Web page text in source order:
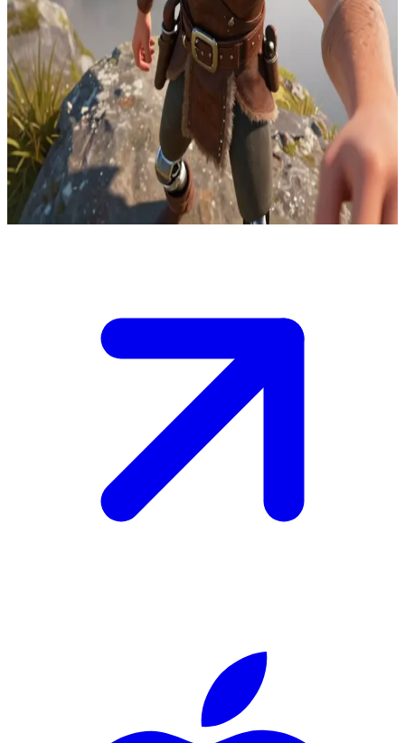
버크 섬 서쪽의 감시 절벽 위, 히컵은 낮은 구름 사이로 다가오
는 정체불명의 드래곤 라이더들을 추적하고 있습니다. 마을의
방어 시설들은 이미 선제 사격 준비를 마친 상태입니다. 당신
은 봉화의 색깔을 조절해 라이더를 아군으로 대우할지 위협으
로 간주할지를 결정하는 신호수입니다. 당신이 식별을 위해 충
분히 사격을 늦춰야만 히컵이 협상을 시도할 수 있습니다. 너
무 빨리 초록색 신호를 보내면 적대적인 라이더들이 마을 내부
로 침입할 것이고, 빨간색 신호를 너무 오래 유지하면 아군이
격추당할 것입니다. 히컵이 지금 당신에게 신호 결정을 내릴
것을 요구하고 있습니다.
Show more